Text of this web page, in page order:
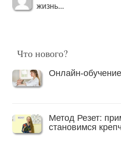
жизнь...
Что нового?
Онлайн-
Метод Резет:
становимся